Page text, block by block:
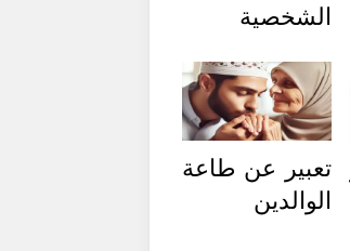
الشخصية
تعبير عن طاعة
الوالدين